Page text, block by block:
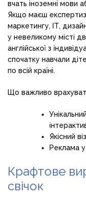
вчать іноземні мови
Якщо маєш
маркетингу, ІТ,
у невеликому місті
англійської з
спочатку навчали
по всій країні.
Що важливо
Якісний
Реклама
Крафтове
свічок